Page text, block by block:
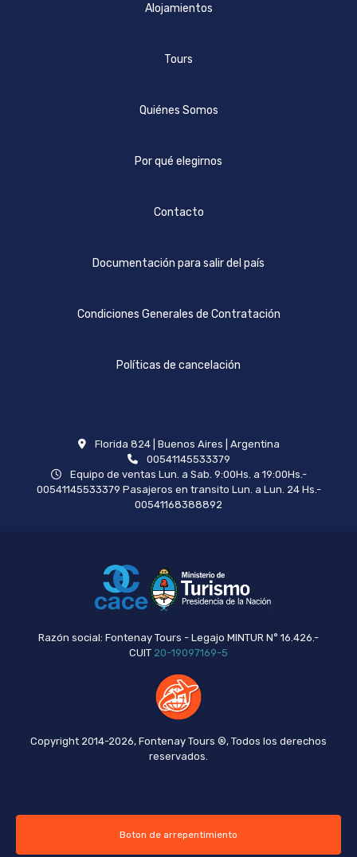
Alojamientos
Tours
Quiénes Somos
Por qué elegirnos
Contacto
Documentación para salir del país
Condiciones Generales de Contratación
Políticas de cancelación
Florida 824 | Buenos Aires | Argentina
00541145533379
Equipo de ventas Lun. a Sab. 9:00Hs. a 19:00Hs.-
00541145533379 Pasajeros en transito Lun. a Lun. 24 Hs.-
00541168388892
Razón social: Fontenay Tours - Legajo MINTUR N° 16.426.-
CUIT 20-19097169-5
Copyright 2014-2026, Fontenay Tours ®, Todos los derechos
reservados.
Boton de arrepentimiento